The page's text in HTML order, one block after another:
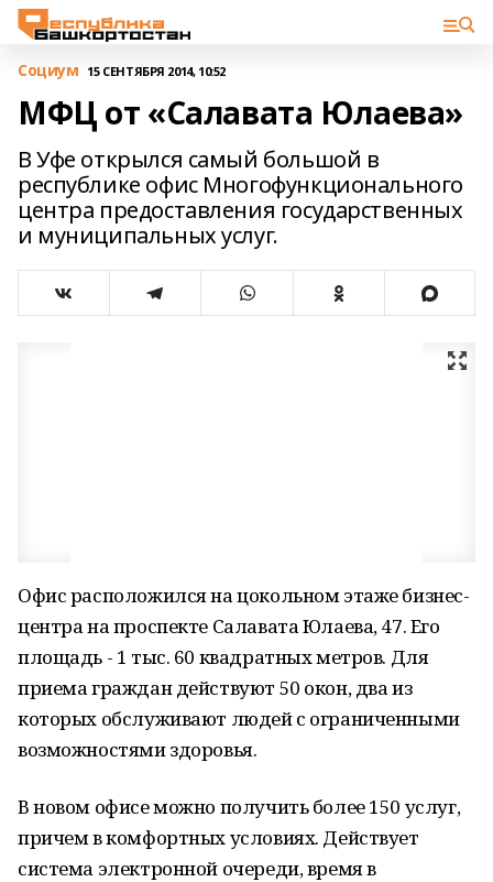
Cоциум 15 СЕНТЯБРЯ 2014, 10:52
МФЦ от «Салавата Юлаева»
В Уфе открылся самый большой в
республике офис Многофункционального
центра предоставления государственных
и муниципальных услуг.
Офис расположился на цокольном этаже бизнес-
центра на проспекте Салавата Юлаева, 47. Его
площадь - 1 тыс. 60 квадратных метров. Для
приема граждан действуют 50 окон, два из
которых обслуживают людей с ограниченными
возможностями здоровья.
В новом офисе можно получить более 150 услуг,
причем в комфортных условиях. Действует
система электронной очереди, время в